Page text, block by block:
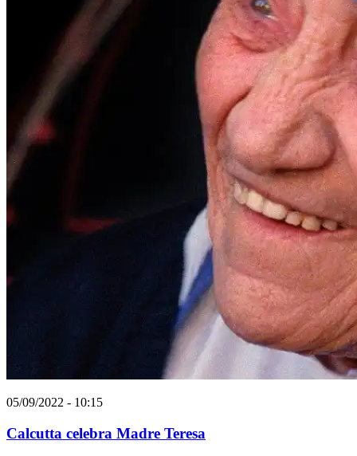
05/09/2022 - 10:15
Calcutta celebra Madre Teresa